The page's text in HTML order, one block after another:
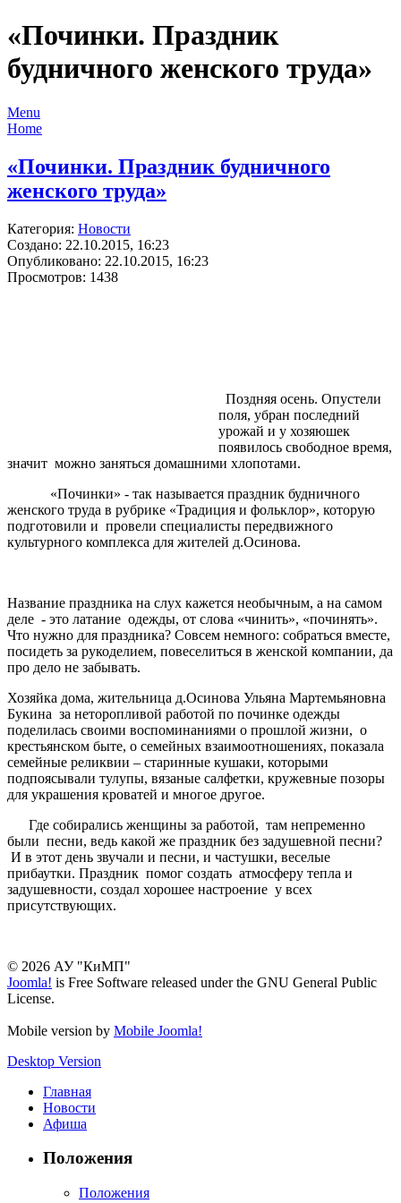
«Починки. Праздник
будничного женского труда»
Menu
Home
«Починки. Праздник будничного
женского труда»
Категория: Новости
Создано: 22.10.2015, 16:23
Опубликовано: 22.10.2015, 16:23
Просмотров: 1438
Поздняя осень. Опустели
поля, убран последний
урожай и у хозяюшек
появилось свободное время,
значит можно заняться домашними хлопотами.
«Починки» - так называется праздник будничного
женского труда в рубрике «Традиция и фольклор», которую
подготовили и провели специалисты передвижного
культурного комплекса для жителей д.Осинова.
Название праздника на слух кажется необычным, а на самом
деле - это латание одежды, от слова «чинить», «починять».
Что нужно для праздника? Совсем немного: собраться вместе,
посидеть за рукоделием, повеселиться в женской компании, да
про дело не забывать.
Хозяйка дома, жительница д.Осинова Ульяна Мартемьяновна
Букина за неторопливой работой по починке одежды
поделилась своими воспоминаниями о прошлой жизни, о
крестьянском быте, о семейных взаимоотношениях, показала
семейные реликвии – старинные кушаки, которыми
подпоясывали тулупы, вязаные салфетки, кружевные позоры
для украшения кроватей и многое другое.
Где собирались женщины за работой, там непременно
были песни, ведь какой же праздник без задушевной песни?
И в этот день звучали и песни, и частушки, веселые
прибаутки. Праздник помог создать атмосферу тепла и
задушевности, создал хорошее настроение у всех
присутствующих.
© 2026 АУ "КиМП"
Joomla! is Free Software released under the GNU General Public
License.
Mobile version by Mobile Joomla!
Desktop Version
Главная
Новости
Афиша
Положения
Положения